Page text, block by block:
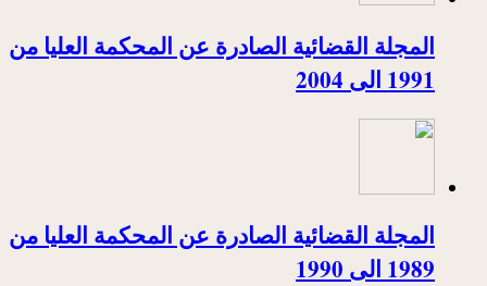
المجلة القضائية الصادرة عن المحكمة العليا من
1991 الى 2004
المجلة القضائية الصادرة عن المحكمة العليا من
1989 الى 1990